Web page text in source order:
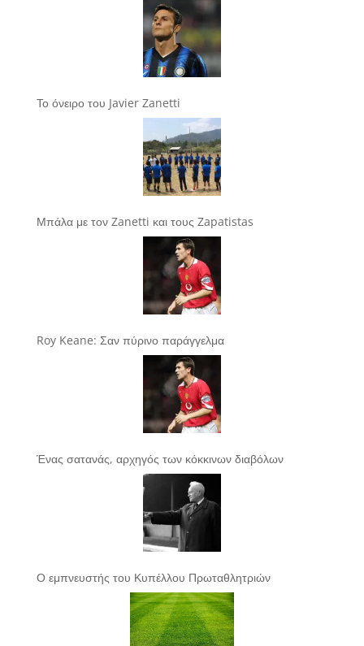
Το όνειρο του Javier Zanetti
Μπάλα με τον Zanetti και τους Zapatistas
Roy Keane: Σαν πύρινο παράγγελμα
Ένας σατανάς, αρχηγός των κόκκινων διαβόλων
Ο εμπνευστής του Κυπέλλου Πρωταθλητριών